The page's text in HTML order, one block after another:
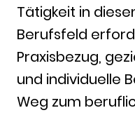
Tätigkeit in
Berufsfeld
Praxisbezug,
und individuelle
Weg zum